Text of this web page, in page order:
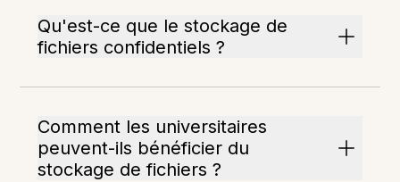
Qu'est-ce que le stockage de
fichiers confidentiels ?
Comment les universitaires
peuvent-ils bénéficier du
stockage de fichiers ?